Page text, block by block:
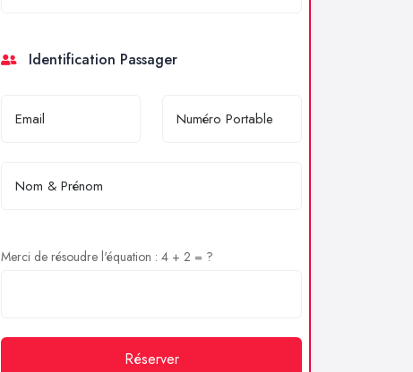
Identification Passager
Merci de résoudre l'équation : 4 + 2 = ?
Réserver